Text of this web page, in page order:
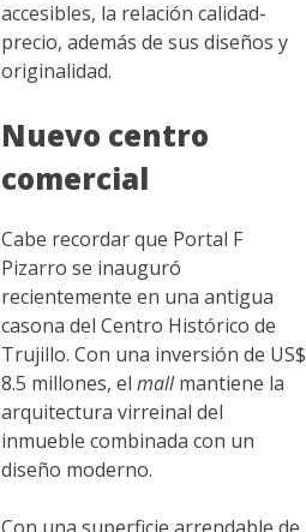
accesibles, la relación calidad-
precio, además de sus diseños y
originalidad.
Nuevo centro
comercial
Cabe recordar que Portal F
Pizarro se inauguró
recientemente en una antigua
casona del Centro Histórico de
Trujillo. Con una inversión de US$
8.5 millones, el mallmantiene la
arquitectura virreinal del
inmueble combinada con un
diseño moderno.